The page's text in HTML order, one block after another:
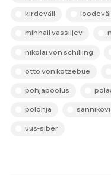
kirdeväil
mihhail vassiljev
nikolai von schilling
otto von kotzebue
põhjapoolus
polõnja sannikovi
uus-siber